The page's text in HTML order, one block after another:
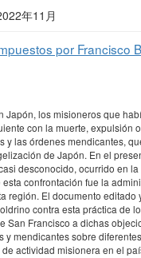
年11月
por Francisco
Japón, los misioneros que
con la muerte, expulsión
y las órdenes mendicantes,
de Japón. En el
desconocido, ocurrido en
confrontación fue la
región. El documento editado
contra esta práctica de
San Francisco a dichas
mendicantes sobre
actividad misionera en el